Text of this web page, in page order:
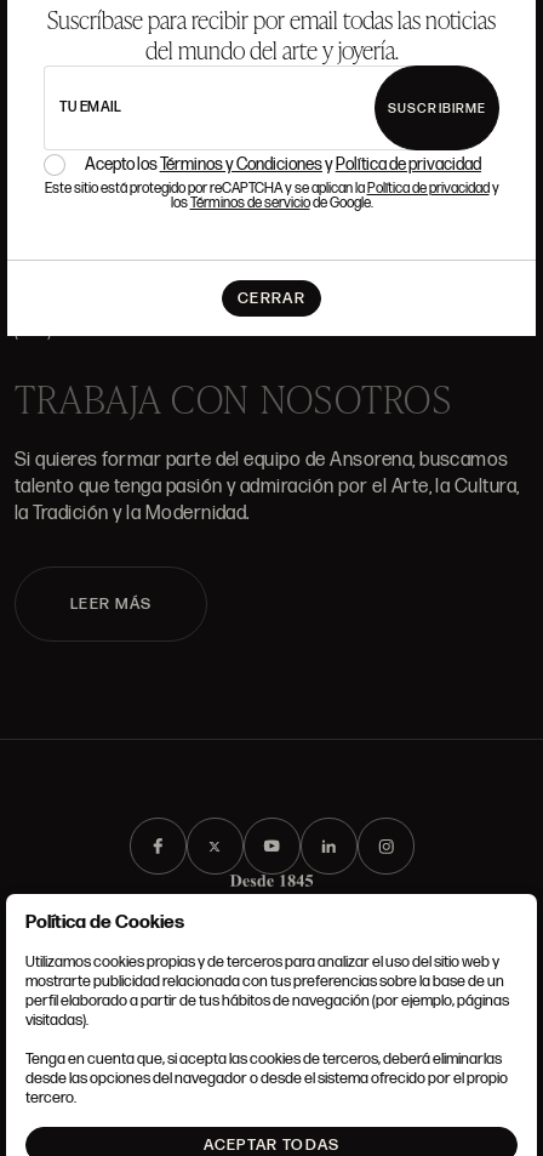
Suscríbase para recibir por email todas las noticias
del mundo del arte y joyería.
TU EMAIL SUSCRIBIRME
Acepto losTérminos y Condicionesy Política de privacidad
Este sitio está protegido por reCAPTCHA y se aplican laPolítica de privacidady
losTérminos de serviciode Google.
CERRAR
SUBASTAS
VALORACIONES
PREGUNTAS FRECUENTES
TRABAJA CON NOSOTROS
Si quieres formar parte del equipo de Ansorena, buscamos
talento que tenga pasión y admiración por el Arte, la Cultura,
la Tradición y la Modernidad.
LEER MÁS
CONDICIONES GENERALES
POLÍTICA DE COOKIES
AJUSTE DE COOKIES
Política de Cookies
Utilizamos cookies propias y de terceros para analizar el uso del sitio web y
mostrarte publicidad relacionada con tus preferencias sobre la base de un
perfil elaborado a partir de tus hábitos de navegación (por ejemplo, páginas
visitadas).
Tenga en cuenta que, si acepta las cookies de terceros, deberá eliminarlas
desde las opciones del navegador o desde el sistema ofrecido por el propio
tercero.
ACEPTAR TODAS